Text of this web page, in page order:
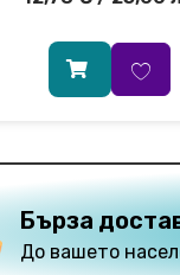
Бърза
До вашето